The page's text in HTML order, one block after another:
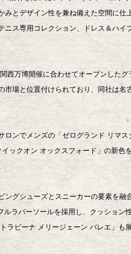
みとデザイン性を兼ね備えた空間に
ニス専用コレクション、ドレス＆ハ
西万博開催に合わせてオープンした
市場と位置付けられており、同社は
ロンでメンズの「ゼログランド リマ
ックオン オックスフォード」の新
ングシューズとスニーカーの要素を
ルラバーソールを採用し、クッショ
ラビーナ メリージェーン バレエ」も